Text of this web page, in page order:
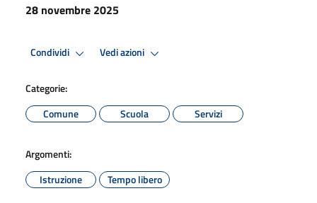
28 novembre 2025
Condividi Vedi azioni
Categorie:
Comune
Scuola Servizi
Argomenti:
Istruzione
Tempo libero